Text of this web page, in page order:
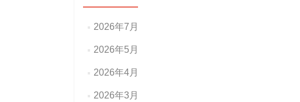
2026年7月
2026年5月
2026年4月
2026年3月